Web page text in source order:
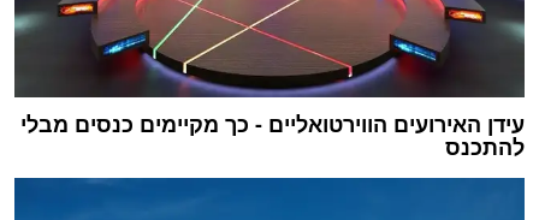
עידן האירועים הווירטואליים - כך מקיימים כנסים מבלי
להתכנס